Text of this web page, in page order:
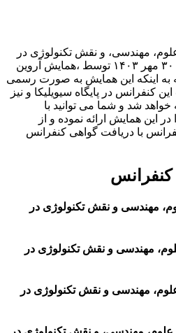
مهندسی، و نقش تکنولوژی در
کسب و کارهای نوین در تاریخ ۳۰ مهر ۱۴۰۳ توسط ،همایش آروین
به اینکه این همایش به صورت رسمی
کنفرانس در پایگاه سیویلیکا و نیز
شد و شما می توانید با
این همایش ارائه نموده و از
با دریافت گواهی کنفرانس
کنفرانس
مهندسی و نقش تکنولوژی در
مهندسی و نقش تکنولوژی در
مهندسی و نقش تکنولوژی در